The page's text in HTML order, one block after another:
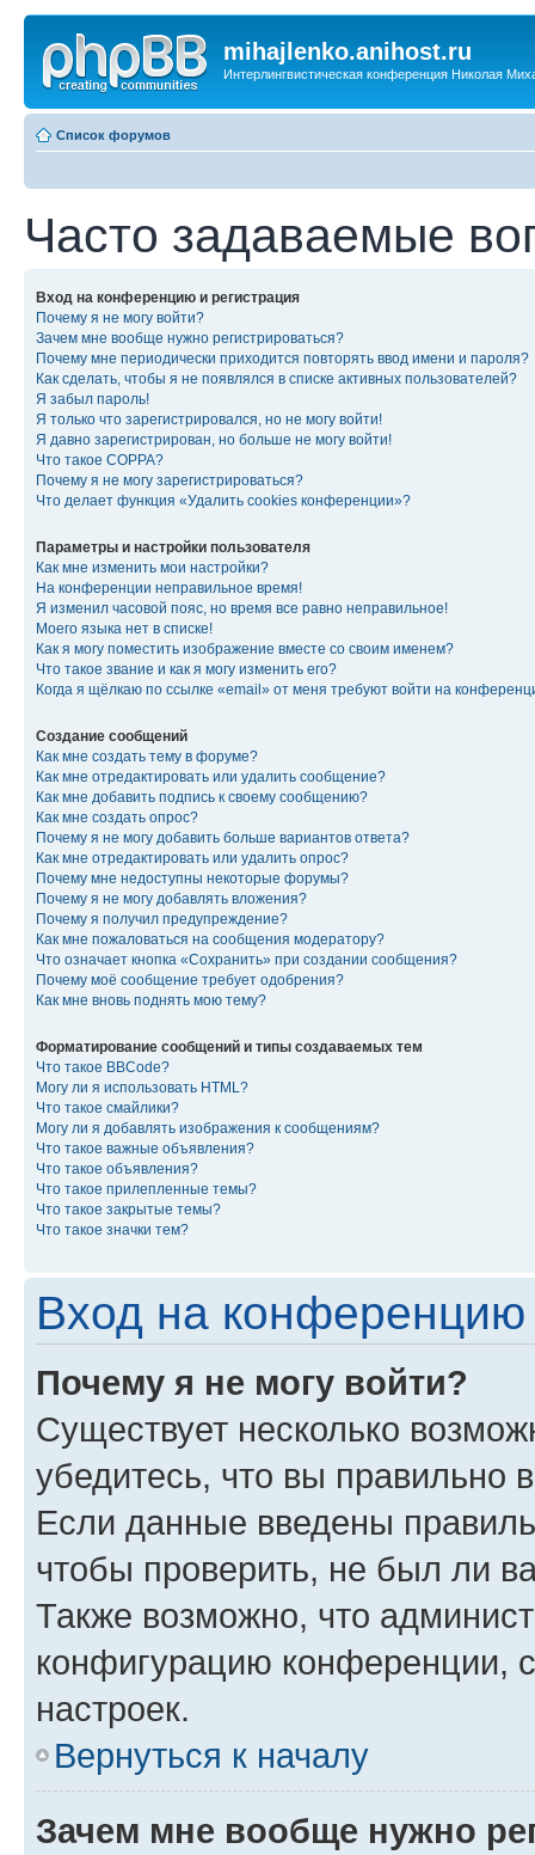
mihajlenko.anihost.ru
Интерлингвистическая конференция Николая
Список форумов
Часто задаваемые
Вход на конференцию и регистрация
Почему я не могу войти?
Зачем мне вообще нужно регистрироваться?
Почему мне периодически приходится повторять ввод имени и пароля?
Как сделать, чтобы я не появлялся в списке активных пользователей?
Я забыл пароль!
Я только что зарегистрировался, но не могу войти!
Я давно зарегистрирован, но больше не могу войти!
Что такое COPPA?
Почему я не могу зарегистрироваться?
Что делает функция «Удалить cookies конференции»?
Параметры и настройки пользователя
Как мне изменить мои настройки?
На конференции неправильное время!
Я изменил часовой пояс, но время все равно неправильное!
Моего языка нет в списке!
Как я могу поместить изображение вместе со своим именем?
Что такое звание и как я могу изменить его?
Когда я щёлкаю по ссылке «email» от меня требуют войти на
Создание сообщений
Как мне создать тему в форуме?
Как мне отредактировать или удалить сообщение?
Как мне добавить подпись к своему сообщению?
Как мне создать опрос?
Почему я не могу добавить больше вариантов ответа?
Как мне отредактировать или удалить опрос?
Почему мне недоступны некоторые форумы?
Почему я не могу добавлять вложения?
Почему я получил предупреждение?
Как мне пожаловаться на сообщения модератору?
Что означает кнопка «Сохранить» при создании сообщения?
Почему моё сообщение требует одобрения?
Как мне вновь поднять мою тему?
Форматирование сообщений и типы создаваемых тем
Что такое BBCode?
Могу ли я использовать HTML?
Что такое смайлики?
Могу ли я добавлять изображения к сообщениям?
Что такое важные объявления?
Что такое объявления?
Что такое прилепленные темы?
Что такое закрытые темы?
Что такое значки тем?
Вход на конференцию
Почему я не могу войти?
Существует несколько
убедитесь, что вы правильно
Если данные введены
чтобы проверить, не был ли
Также возможно, что
конфигурацию конференции,
настроек.
Вернуться к началу
Зачем мне вообще нужно